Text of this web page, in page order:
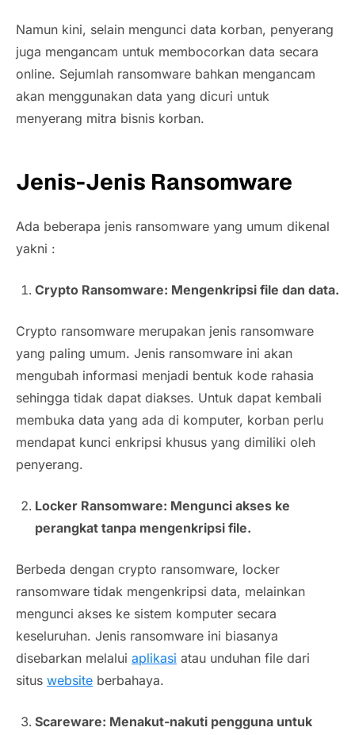
Namun kini, selain mengunci data korban, penyerang
juga mengancam untuk membocorkan data secara
online. Sejumlah ransomware bahkan mengancam
akan menggunakan data yang dicuri untuk
menyerang mitra bisnis korban.
Jenis-Jenis Ransomware
Ada beberapa jenis ransomware yang umum dikenal
yakni :
Crypto Ransomware: Mengenkripsi file dan data.
Crypto ransomware merupakan jenis ransomware
yang paling umum. Jenis ransomware ini akan
mengubah informasi menjadi bentuk kode rahasia
sehingga tidak dapat diakses. Untuk dapat kembali
membuka data yang ada di komputer, korban perlu
mendapat kunci enkripsi khusus yang dimiliki oleh
penyerang.
Locker Ransomware: Mengunci akses ke
perangkat tanpa mengenkripsi file.
Berbeda dengan crypto ransomware, locker
ransomware tidak mengenkripsi data, melainkan
mengunci akses ke sistem komputer secara
keseluruhan. Jenis ransomware ini biasanya
disebarkan melalui aplikasi atau unduhan file dari
situs website berbahaya.
Scareware: Menakut-nakuti pengguna untuk